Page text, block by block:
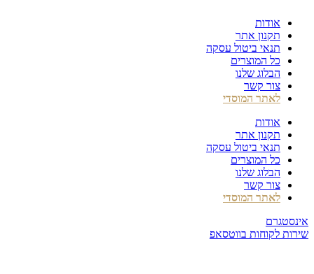
לתוכן
אודות
תקנון אתר
תנאי ביטול עסקה
כל המוצרים
הבלוג שלנו
צור קשר
לאתר המוסדי
אודות
תקנון אתר
תנאי ביטול עסקה
כל המוצרים
הבלוג שלנו
צור קשר
לאתר המוסדי
אינסטגרם
שירות לקוחות בווטסאפ